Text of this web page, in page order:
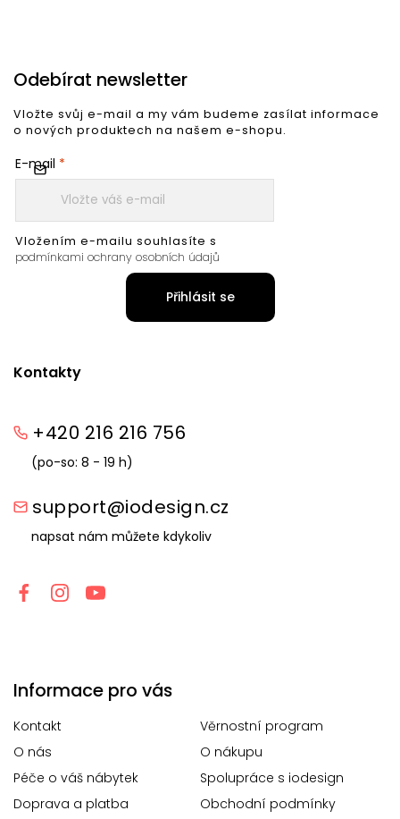
Kontakty
+420 216 216 756
(po-so: 8 - 19 h)
support@iodesign.cz
napsat nám můžete kdykoliv
Informace pro vás
Kontakt
Věrnostní program
O nás
O nákupu
Péče o váš nábytek
Spolupráce s iodesign
Doprava a platba
Obchodní podmínky
Odebírat newsletter
Vložte svůj e-mail a my vám budeme zasílat informace
o nových produktech na našem e-shopu.
E-mail
Vložením e-mailu souhlasíte s
podmínkami ochrany osobních údajů
Přihlásit se